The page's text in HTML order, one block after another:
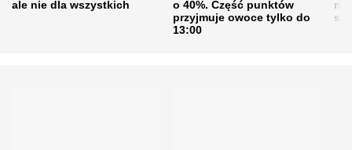
ale nie dla wszystkich
o 40%. Część punktów
przyjmuje owoce tylko do
13:00